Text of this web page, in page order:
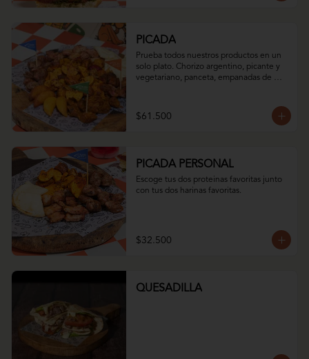
PICADA
Prueba todos nuestros productos en un
solo plato. Chorizo argentino, picante y
vegetariano, panceta, empanadas de
papas.
$61.500
PICADA PERSONAL
Escoge tus dos proteinas favoritas junto
con tus dos harinas favoritas.
$32.500
QUESADILLA